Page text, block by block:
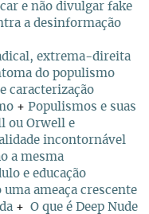
e não divulgar fake
a desinformação
extrema-direita
do populismo
caracterização
+ Populismos e suas
ou Orwell e
incontornável
a mesma
e educação
uma ameaça crescente
+ O que é Deep Nude